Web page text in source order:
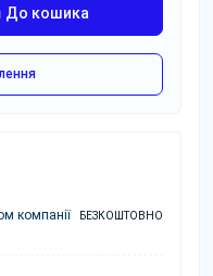
До кошика
компанії БЕЗКОШТОВНО